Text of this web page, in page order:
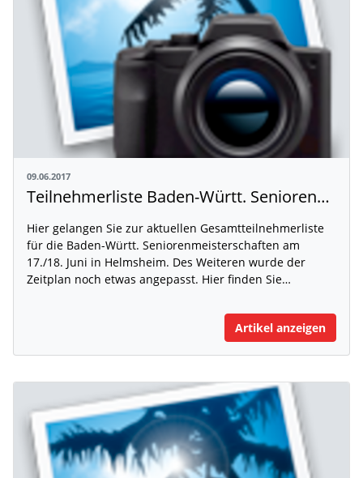
09.06.2017
Teilnehmerliste Baden-Württ. Seniorenmeisterschaften in Helmsheim
Hier gelangen Sie zur aktuellen Gesamtteilnehmerliste
für die Baden-Württ. Seniorenmeisterschaften am
17./18. Juni in Helmsheim. Des Weiteren wurde der
Zeitplan noch etwas angepasst. Hier finden Sie…
Artikel anzeigen